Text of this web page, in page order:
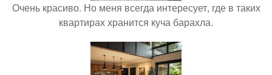
Очень красиво. Но меня всегда интересует, где в таких
квартирах хранится куча барахла.